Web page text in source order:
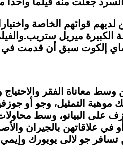
قوائهم الخاصة
الكبيرة ميريل
ماي إلكوت سبق أن قدمت في
معاناة الفقر والاحتياج
موهبة التمثيل، وجو أو
البيانو، وسط محاولات
في علاقاتهن بالجيران
جو لالى يويورك